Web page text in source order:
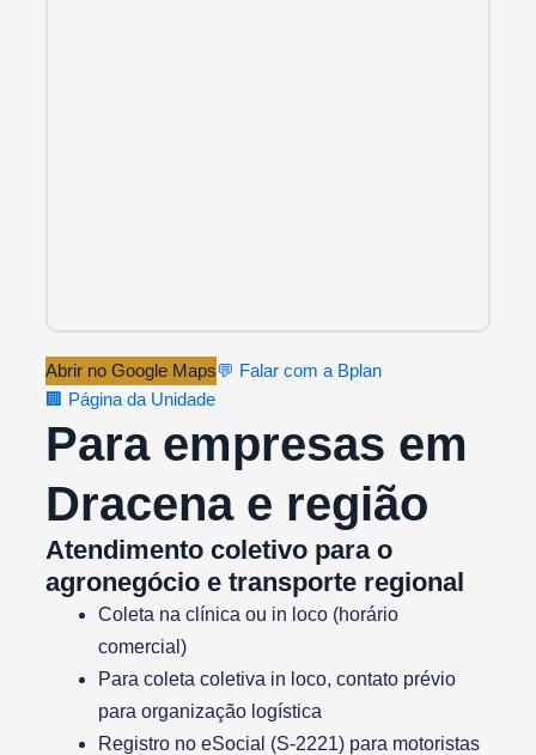
Abrir no Google Maps💬 Falar com a Bplan
🏢 Página da Unidade
Para empresas em
Dracena e região
Atendimento coletivo para o
agronegócio e transporte regional
Coleta na clínica ou in loco (horário
comercial)
Para coleta coletiva in loco, contato prévio
para organização logística
Registro no eSocial (S-2221) para motoristas